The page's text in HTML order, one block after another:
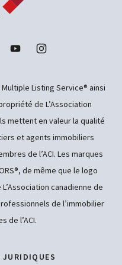
JURIDIQUES
Listing Service® ainsi
de L’Association
mettent en valeur la qualité
et agents immobiliers
de l’ACI. Les marques
de même que le logo
canadienne de
de l’immobilier
de l’ACI.